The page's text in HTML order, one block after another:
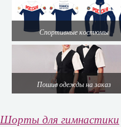
Спортивные костюмы
Пошив одежды на заказ
Шорты для гимнастики